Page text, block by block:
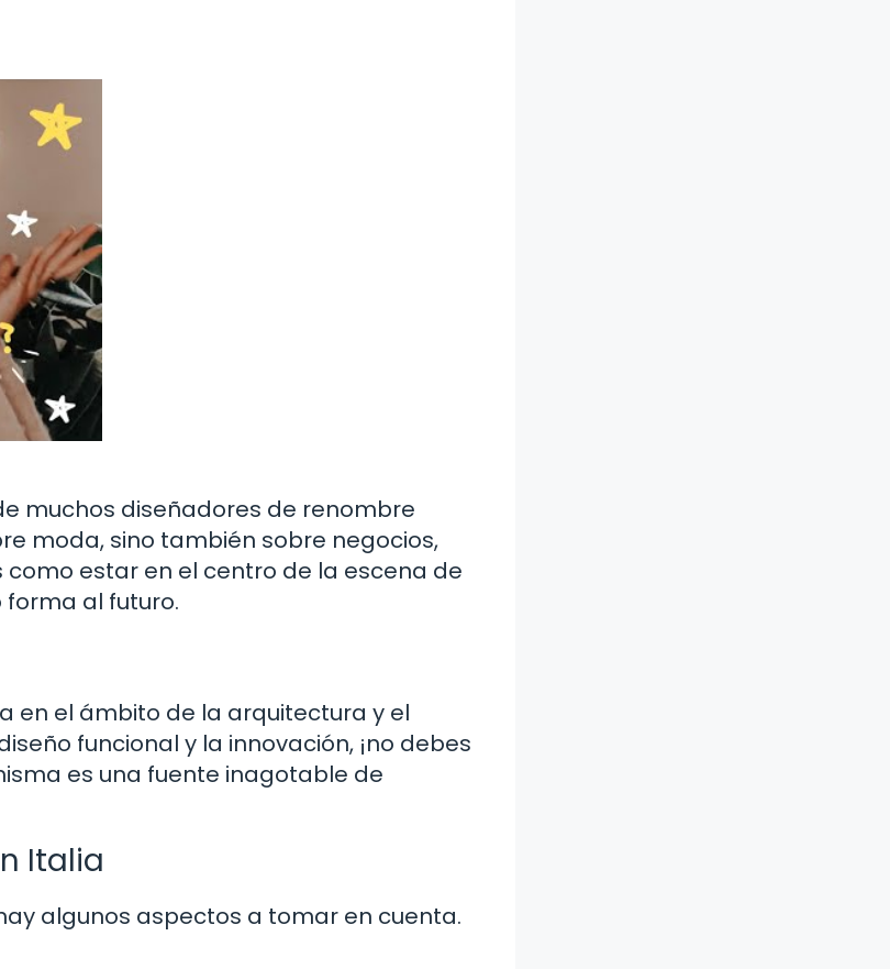
muchos diseñadores de renombre
moda, sino también sobre negocios,
estar en el centro de la escena de
al futuro.
en el ámbito de la arquitectura y el
funcional y la innovación, ¡no debes
es una fuente inagotable de
Italia
algunos aspectos a tomar en cuenta.